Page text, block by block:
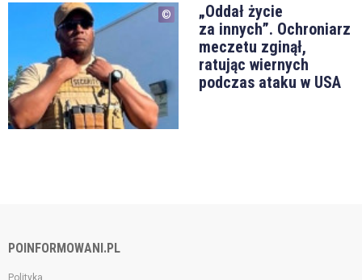
„Oddał życie
za innych”. Ochroniarz
meczetu zginął,
ratując wiernych
podczas ataku w USA
POINFORMOWANI.PL
Polityka